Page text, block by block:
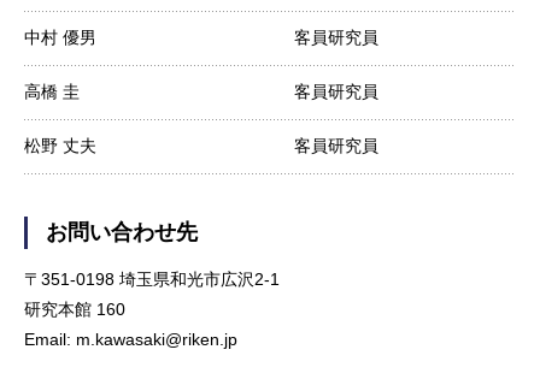
中村 優男 客員研究員
高橋 圭 客員研究員
松野 丈夫 客員研究員
お問い合わせ先
〒351-0198 埼玉県和光市広沢2-1
研究本館 160
Email: m.kawasaki@riken.jp